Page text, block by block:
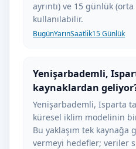
ayrıntı) ve 15 günlük
kullanılabilir.
BugünYarınSaatlik15 Günlük
Yenişarbademli,
kaynaklardan
Yenişarbademli, Isparta
küresel iklim modelinin
Bu yaklaşım tek
vermeyi hedefler; veriler